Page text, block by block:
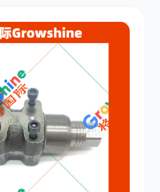
康明斯
久保田